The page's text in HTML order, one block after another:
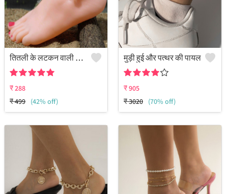
तितली के लटकन वाली दोहरी परत वाली काले धागे की पायल/नजरिया पायल
₹288
₹499 (42% off)
मुड़ी हुई और पत्थर की पायल
₹905
₹3020 (70% off)